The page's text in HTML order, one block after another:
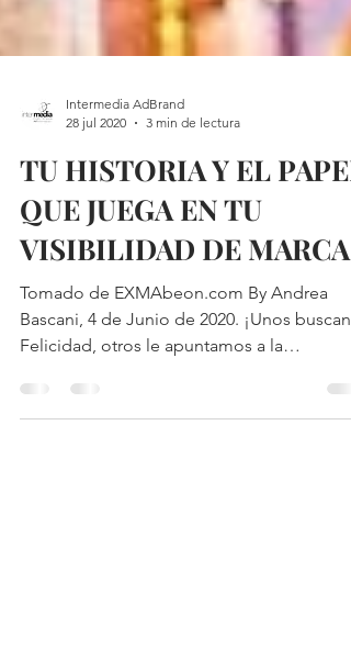
Intermedia AdBrand
28 jul 2020
3 min de lectura
TU HISTORIA Y EL PAPEL
QUE JUEGA EN TU
VISIBILIDAD DE MARCA
Tomado de EXMAbeon.com By Andrea
Felicidad, otros le apuntamos a la
Visibilidad! Frente a...